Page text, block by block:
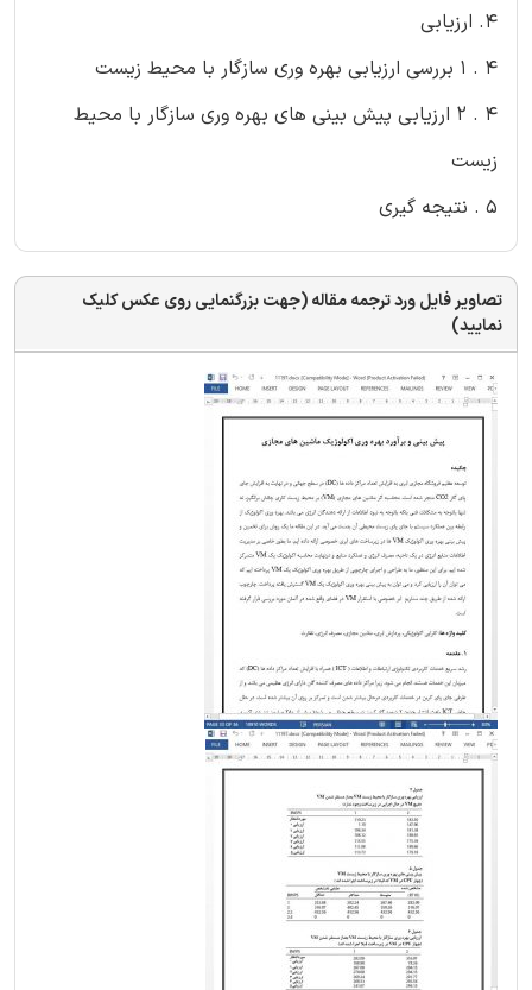
4. ارزیابی
4 . 1 بررسی ارزیابی بهره وری سازگار با محیط زیست
4 . 2 ارزیابی پیش بینی های بهره وری سازگار با محیط
زیست
5 . نتیجه گیری
تصاویر فایل ورد ترجمه مقاله (جهت بزرگنمایی روی عکس کلیک
نمایید)